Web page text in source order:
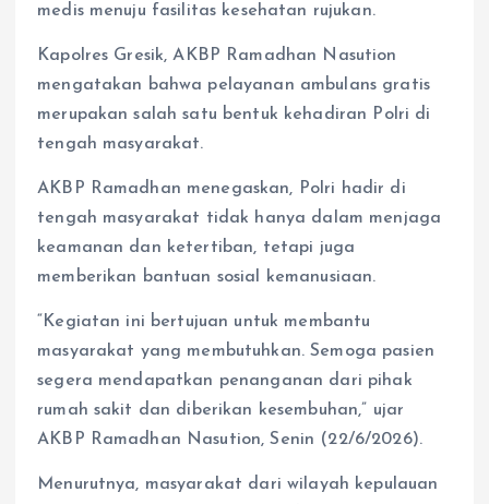
medis menuju fasilitas kesehatan rujukan.
Kapolres Gresik, AKBP Ramadhan Nasution
mengatakan bahwa pelayanan ambulans gratis
merupakan salah satu bentuk kehadiran Polri di
tengah masyarakat.
AKBP Ramadhan menegaskan, Polri hadir di
tengah masyarakat tidak hanya dalam menjaga
keamanan dan ketertiban, tetapi juga
memberikan bantuan sosial kemanusiaan.
“Kegiatan ini bertujuan untuk membantu
masyarakat yang membutuhkan. Semoga pasien
segera mendapatkan penanganan dari pihak
rumah sakit dan diberikan kesembuhan,” ujar
AKBP Ramadhan Nasution, Senin (22/6/2026).
Menurutnya, masyarakat dari wilayah kepulauan